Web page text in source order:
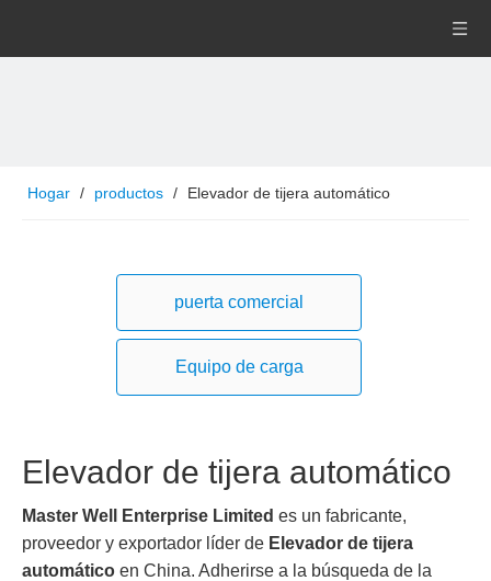
Hogar / productos / Elevador de tijera automático
puerta comercial
Equipo de carga
Elevador de tijera automático
Master Well Enterprise Limited es un fabricante,
proveedor y exportador líder de Elevador de tijera
automático en China. Adherirse a la búsqueda de la